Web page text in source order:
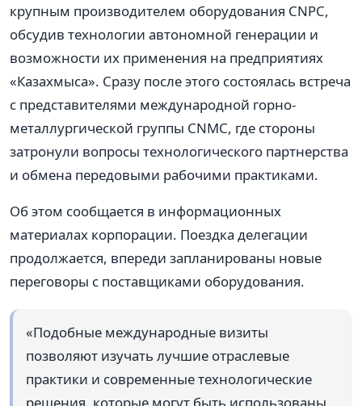
крупным производителем оборудования CNPC,
обсудив технологии автономной генерации и
возможности их применения на предприятиях
«Казахмыса». Сразу после этого состоялась встреча
с представителями международной горно-
металлургической группы CNMC, где стороны
затронули вопросы технологического партнерства
и обмена передовыми рабочими практиками.
Об этом сообщается в информационных
материалах корпорации. Поездка делегации
продолжается, впереди запланированы новые
переговоры с поставщиками оборудования.
«Подобные международные визиты
позволяют изучать лучшие отраслевые
практики и современные технологические
решения, которые могут быть использованы